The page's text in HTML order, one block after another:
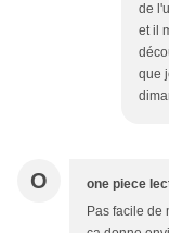
de
et il
que
O one piece
Pas facile de